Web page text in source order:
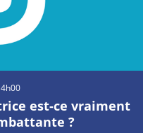
est-ce vraiment
?